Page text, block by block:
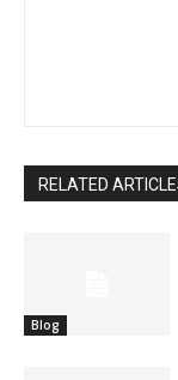
RELATED
Blog